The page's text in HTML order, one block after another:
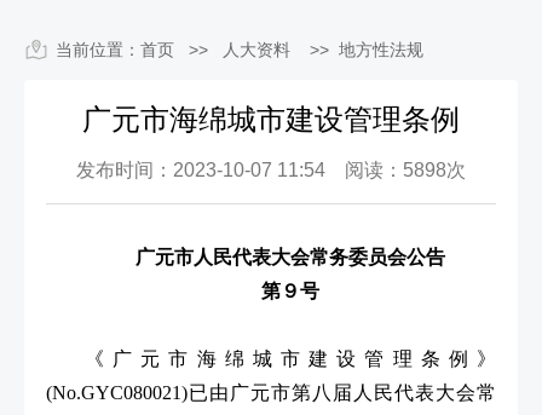
当前位置： 首页 >> 人大资料 >> 地方性法规
广元市海绵城市建设管理条例
发布时间：2023-10-07 11:54 阅读：5898次
广元市人民代表大会常务委员会公告
第９号
《广元市海绵城市建设管理条例》
(No.GYC080021)已由广元市第八届人民代表大会常